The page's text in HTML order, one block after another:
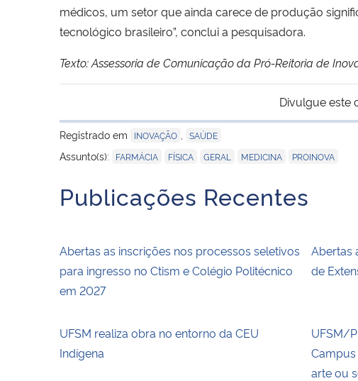
médicos, um setor que ainda carece de produção
tecnológico brasileiro”, conclui a pesquisadora.
Texto: Assessoria de Comunicação da Pró-Reitoria de
Divulgue este
Registrado em
INOVAÇÃO SAÚDE
Assunto(s): FARMÁCIA FÍSICA GERAL MEDICINA PROINOVA
Publicações Recentes
Abertas as inscrições nos processos seletivos
para ingresso no Ctism e Colégio Politécnico
em 2027
Abertas
de
UFSM realiza obra no entorno da CEU
Indígena
UFSM/
arte ou